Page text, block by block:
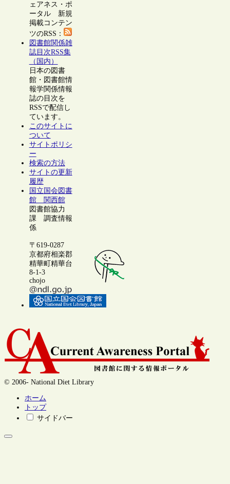
ェアネス・ポ
ータル 新規
掲載コンテン
ツのRSS：
図書館関係雑
誌目次RSS集
（国内）
日本の図書
館・図書館情
報学関係情報
誌の目次を
RSSで配信し
ています。
このサイトに
ついて
サイトポリシ
ー
検索の方法
サイトの更新
履歴
国立国会図書
館 関西館
図書館協力
課 調査情報
係
〒619-0287
京都府相楽郡
精華町精華台
8-1-3
chojo
© 2006- National Diet Library
ホーム
トップ
サイドバー